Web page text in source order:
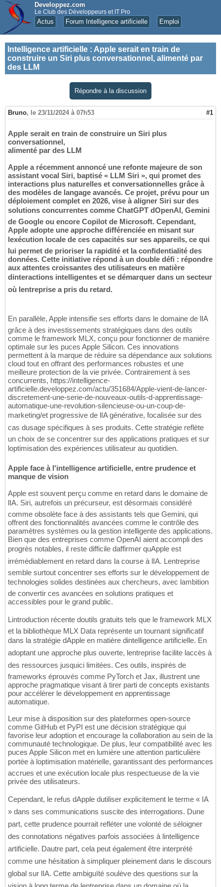
Developpez.com
Le Club des Développeurs et IT Pro
Actus Forum Intelligence artificielle Emploi
Intelligence artificielle : Apple serait en train de
construire un Siri plus conversationnel, alimenté par
des LLM
Répondre à la discussion
Bruno, le 23/11/2024 à 07h53 #1
Apple serait en train de construire un Siri plus
conversationnel,
alimenté par des LLM
Apple a récemment annoncé une refonte majeure de son
assistant vocal Siri, baptisé « LLM Siri », qui promet des
interactions plus naturelles et conversationnelles grâce à
des modèles de langage avancés. Ce projet, prévu pour un
déploiement complet en 2026, vise à aligner Siri sur des
solutions concurrentes comme ChatGPT dOpenAI, Gemini
de Google ou encore Copilot de Microsoft. Cependant,
Apple adopte une approche différenciée en misant sur
lexécution locale de ces capacités sur ses appareils, ce qui
lui permet de prioriser la rapidité et la confidentialité des
données. Cette initiative répond à un double défi : répondre
aux attentes croissantes des utilisateurs en matière
dinteractions intelligentes et se démarquer dans un secteur
où lentreprise a pris du retard.
En parallèle, Apple intensifie ses efforts dans le domaine de lIA
grâce à des investissements stratégiques dans des outils
comme le framework MLX, conçu pour fonctionner de manière
optimale sur les puces Apple Silicon. Ces innovations
permettent à la marque de réduire sa dépendance aux solutions
cloud tout en offrant des performances robustes et une
meilleure protection de la vie privée. Contrairement à ses
concurrents, https://intelligence-
artificielle.developpez.com/actu/351684/Apple-vient-de-lancer-
discretement-une-serie-de-nouveaux-outils-d-apprentissage-
automatique-une-revolution-silencieuse-ou-un-coup-de-
marketing/et progressive de lIA générative, focalisée sur des
cas dusage spécifiques à ses produits. Cette stratégie reflète
un choix de se concentrer sur des applications pratiques et sur
loptimisation des expériences utilisateur au quotidien.
Apple face à l'intelligence artificielle, entre prudence et
manque de vision
Apple est souvent perçu comme en retard dans le domaine de
lIA. Siri, autrefois un précurseur, est désormais considéré
comme obsolète face à des assistants tels que Gemini, qui
offrent des fonctionnalités avancées comme le contrôle des
paramètres systèmes ou la gestion intelligente des applications.
Bien que des entreprises comme OpenAI aient accompli des
progrès notables, il reste difficile daffirmer quApple est
irrémédiablement en retard dans la course à lIA. Lentreprise
semble surtout concentrer ses efforts sur le développement de
technologies solides destinées aux chercheurs, avec lambition
de convertir ces avancées en solutions pratiques et
accessibles pour le grand public.
Lintroduction récente doutils gratuits tels que le framework MLX
et la bibliothèque MLX Data représente un tournant significatif
dans la stratégie dApple en matière dintelligence artificielle. En
adoptant une approche plus ouverte, lentreprise facilite laccès à
des ressources jusquici limitées. Ces outils, inspirés de
frameworks éprouvés comme PyTorch et Jax, illustrent une
approche pragmatique visant à tirer parti de concepts existants
pour accélérer le développement en apprentissage
automatique.
Leur mise à disposition sur des plateformes open-source
comme GitHub et PyPI est une décision stratégique qui
favorise leur adoption et encourage la collaboration au sein de la
communauté technologique. De plus, leur compatibilité avec les
puces Apple Silicon met en lumière une attention particulière
portée à loptimisation matérielle, garantissant des performances
accrues et une exécution locale plus respectueuse de la vie
privée des utilisateurs.
Cependant, le refus dApple dutiliser explicitement le terme « IA
» dans ses communications suscite des interrogations. Dune
part, cette prudence pourrait refléter une volonté de séloigner
des connotations négatives parfois associées à lintelligence
artificielle. Dautre part, cela peut également être interprété
comme une hésitation à simpliquer pleinement dans le discours
global sur lIA. Cette ambiguïté soulève des questions sur la